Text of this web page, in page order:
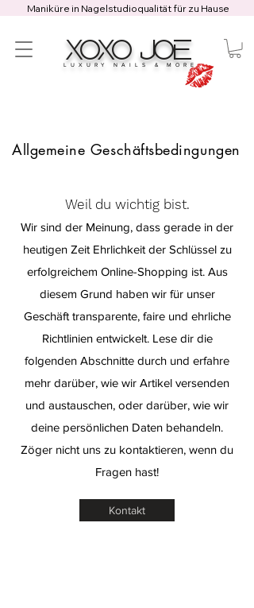
XOXO JOE
LUXURY NAILS & MORE
Maniküre in Nagelstudioqualität für zu Hause
Allgemeine Geschäftsbedingungen
Weil du wichtig bist.
Wir sind der Meinung, dass gerade in der
heutigen Zeit Ehrlichkeit der Schlüssel zu
erfolgreichem Online-Shopping ist. Aus
diesem Grund haben wir für unser
Geschäft transparente, faire und ehrliche
Richtlinien entwickelt. Lese dir die
folgenden Abschnitte durch und erfahre
mehr darüber, wie wir Artikel versenden
und austauschen, oder darüber, wie wir
deine persönlichen Daten behandeln.
Zöger nicht uns zu kontaktieren, wenn du
Fragen hast!
Kontakt